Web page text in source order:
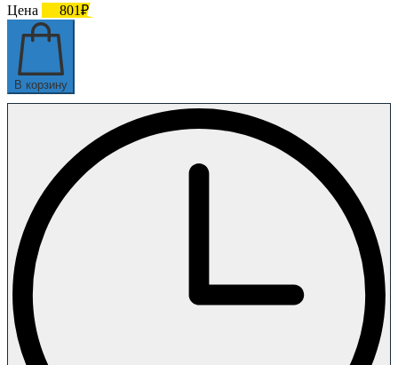
Цена
801₽
В корзину